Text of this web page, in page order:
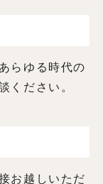
らゆる時代の
ください。
お越しいただ